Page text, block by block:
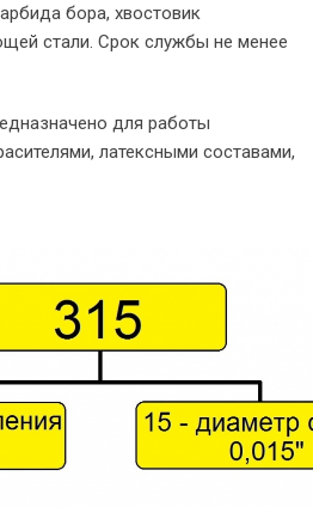
бора, хвостовик
стали. Срок службы не менее
для работы
латексными составами,